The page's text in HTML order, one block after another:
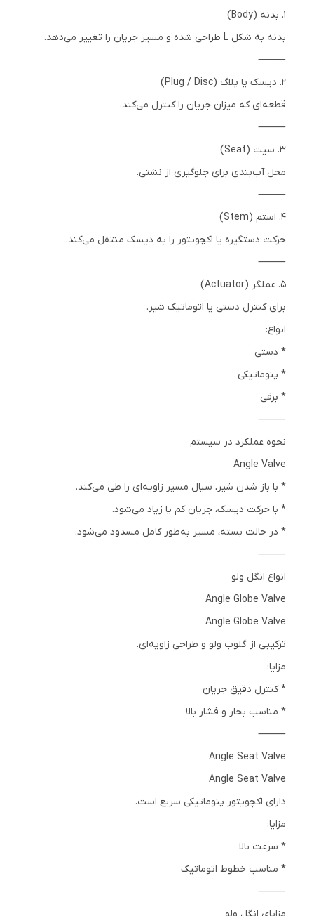
1. بدنه (Body)
بدنه به شکل L طراحی شده و مسیر جریان را تغییر می‌دهد.
⸻
2. دیسک یا پلاگ (Plug / Disc)
قطعه‌ای که میزان جریان را کنترل می‌کند.
⸻
3. سیت (Seat)
محل آب‌بندی برای جلوگیری از نشتی.
⸻
4. استم (Stem)
حرکت دستگیره یا اکچویتور را به دیسک منتقل می‌کند.
⸻
5. عملگر (Actuator)
برای کنترل دستی یا اتوماتیک شیر.
انواع:
* دستی
* پنوماتیکی
* برقی
⸻
نحوه عملکرد در سیستم
Angle Valve
* با باز شدن شیر، سیال مسیر زاویه‌ای را طی می‌کند.
* با حرکت دیسک، جریان کم یا زیاد می‌شود.
* در حالت بسته، مسیر به‌طور کامل مسدود می‌شود.
⸻
انواع انگل ولو
Angle Globe Valve
Angle Globe Valve
ترکیبی از گلوب ولو و طراحی زاویه‌ای.
مزایا:
* کنترل دقیق جریان
* مناسب بخار و فشار بالا
⸻
Angle Seat Valve
Angle Seat Valve
دارای اکچویتور پنوماتیکی سریع است.
مزایا:
* سرعت بالا
* مناسب خطوط اتوماتیک
⸻